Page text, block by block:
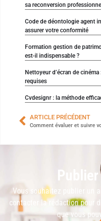
sa reconversion
Code de déontologie agent
assurer votre conformité
Formation gestion de
est-il indispensable ?
Nettoyeur d’écran de
requises
Cvdesignr : la méthode
ARTICLE PRÉCÉDENT
Vous souhaitez publier un
contacter la rédaction pour
que vous